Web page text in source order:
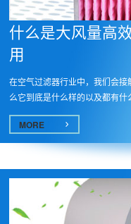
什么是大风量高
用
在空气过滤器行业中，我们会
么它到底是什么样的以及都有
下。
MORE